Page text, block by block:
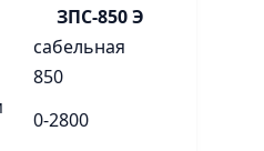
ЗПС-850 Э
сабельная
850
0-2800